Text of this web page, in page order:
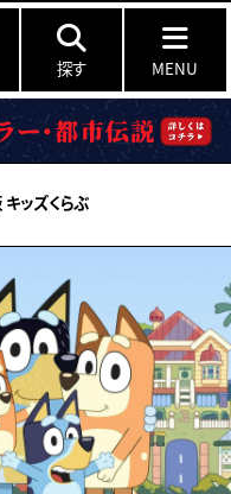
探す MENU
ッズくらぶ